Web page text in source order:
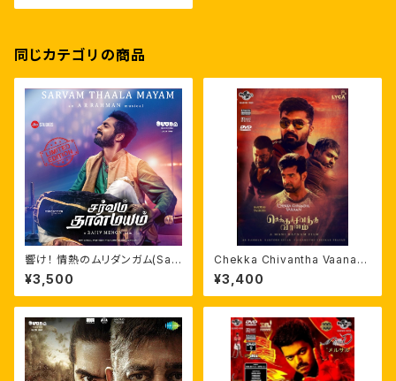
同じカテゴリの商品
響け！ 情熱のムリダンガム(Sar
vam Thaala Mayam)サントラ
CD ※upgrade再発売
¥3,500
Chekka Chivantha Vaanam
英語字幕 輸入盤DVD
¥3,400